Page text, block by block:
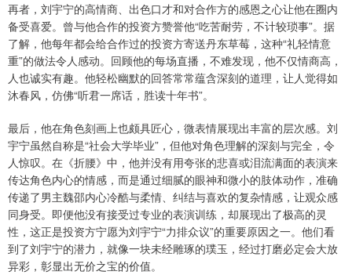
再者，刘宇宁的高情商、出色口才和对合作方的感恩之心让他在圈内
备受喜爱。曾与他合作的投资方赞誉他“吃苦耐劳，不计较琐事”。据
了解，他每年都会给合作过的投资方寄送丹东草莓，这种“礼轻情意
重”的做法令人感动。回顾他的每场直播，不难发现，他不仅情商高，
人也诚实有趣。他轻松幽默的回答常常蕴含深刻的道理，让人觉得如
沐春风，仿佛“听君一席话，胜读十年书”。
最后，他在角色刻画上也颇具匠心，微表情展现出丰富的层次感。刘
宇宁虽然自称是“社会大学毕业”，但他对角色理解的深刻与完全，令
人惊叹。在《折腰》中，他并没有用夸张的悲喜或泪流满面的表演来
传达角色内心的情感，而是通过细腻的眼神和微小的肢体动作，准确
传递了男主魏邵内心冷酷与柔情、纠结与喜欢的复杂情感，让观众感
同身受。即便他没有接受过专业的表演训练，却展现出了极高的灵
性，这正是投资方宁愿为刘宇宁“力排众议”的重要原因之一。他们看
到了刘宇宁的潜力，就像一块未经雕琢的璞玉，经过打磨必定会大放
异彩，彰显出无价之宝的价值。